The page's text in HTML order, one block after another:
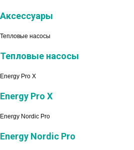
Аксессуары
Тепловые насосы
Тепловые насосы
Energy Pro X
Energy Pro X
Energy Nordic Pro
Energy Nordic Pro